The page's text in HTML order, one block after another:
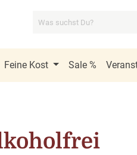
Feine Kost Sale %